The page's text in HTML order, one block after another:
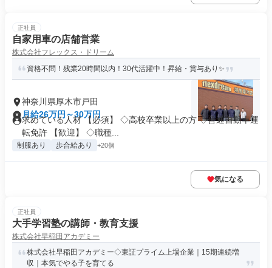
正社員
自家用車の店舗営業
株式会社フレックス・ドリーム
資格不問！残業20時間以内！30代活躍中！昇給・賞与あり✨
神奈川県厚木市戸田
月給26万円～30万円
求めている人材 【必須】 ◇高校卒業以上の方 ◇普通自動車運
転免許 【歓迎】 ◇職種...
制服あり 歩合給あり +20個
気になる
正社員
大手学習塾の講師・教育支援
株式会社早稲田アカデミー
株式会社早稲田アカデミー◇東証プライム上場企業｜15期連続増
収｜本気でやる子を育てる